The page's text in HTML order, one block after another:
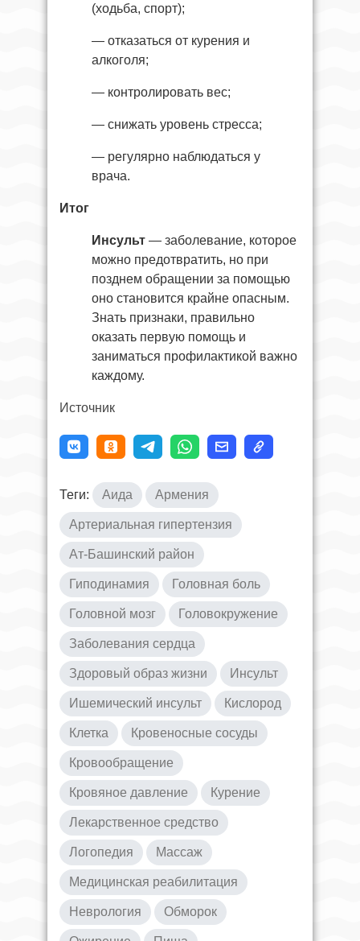
(ходьба, спорт);
— отказаться от курения и
алкоголя;
— контролировать вес;
— снижать уровень стресса;
— регулярно наблюдаться у
врача.
Итог
Инсульт — заболевание, которое
можно предотвратить, но при
позднем обращении за помощью
оно становится крайне опасным.
Знать признаки, правильно
оказать первую помощь и
заниматься профилактикой важно
каждому.
Источник
Теги: Аида Армения
Артериальная гипертензия
Ат-Башинский район
Гиподинамия Головная боль
Головной мозг Головокружение
Заболевания сердца
Здоровый образ жизни Инсульт
Ишемический инсульт Кислород
Клетка Кровеносные сосуды
Кровообращение
Кровяное давление Курение
Лекарственное средство
Логопедия Массаж
Медицинская реабилитация
Неврология Обморок